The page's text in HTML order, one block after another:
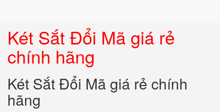
Két Sắt Đổi Mã giá rẻ
chính hãng
Két Sắt Đổi Mã giá rẻ chính
hãng